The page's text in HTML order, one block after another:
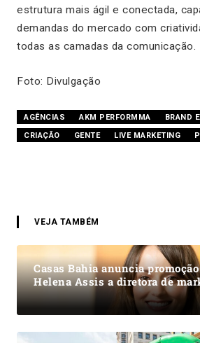
estrutura mais ágil e conectada,
demandas do mercado com
todas as camadas da comunicação.
Foto: Divulgação
AGÊNCIAS AKM PERFORMMA
BRAND
CRIAÇÃO
GENTE LIVE MARKETING
VEJA TAMBÉM
Casas Bahia anuncia
Helena Assis a diretora de